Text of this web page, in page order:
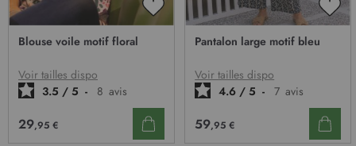
AJOUTER
D’ENVIE
Blouse voile motif floral
Voir tailles dispo
3.5 / 5 - 8 avis
29,95 €
Pantalon large motif bleu
Voir tailles dispo
4.6 / 5 - 7 avis
59,95 €